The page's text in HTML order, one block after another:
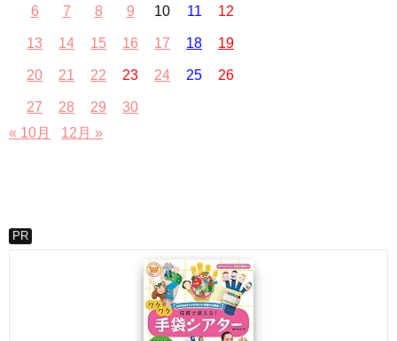
6 7 8 9 10 11 12
13 14 15 16 17 18 19
20 21 22 23 24 25 26
27 28 29
30
« 10月
12月 »
PR